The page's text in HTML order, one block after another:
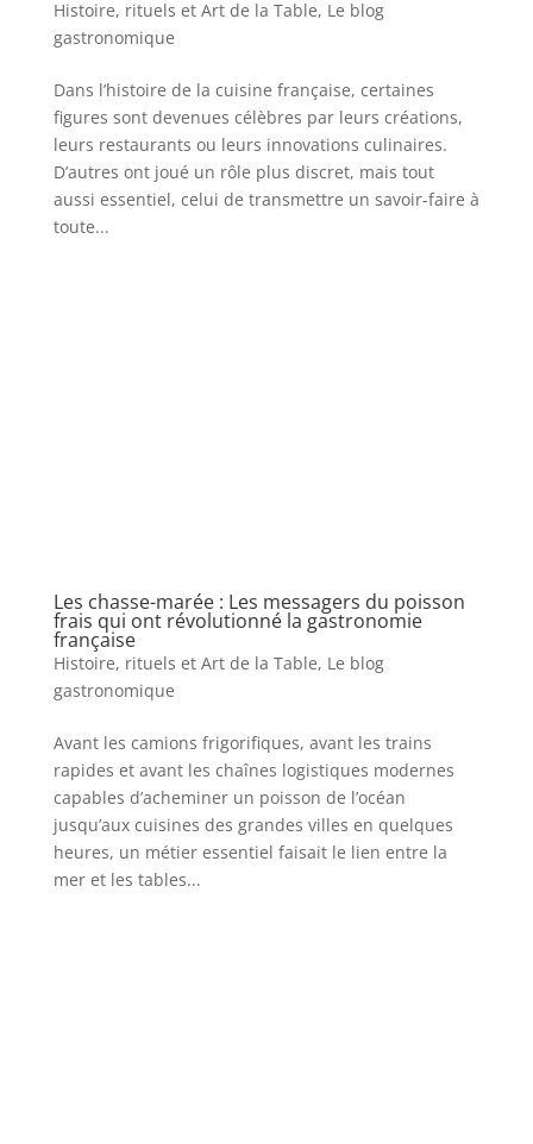
Histoire, rituels et Art de la Table, Le blog
gastronomique
Dans l’histoire de la cuisine française, certaines
figures sont devenues célèbres par leurs créations,
leurs restaurants ou leurs innovations culinaires.
D’autres ont joué un rôle plus discret, mais tout
aussi essentiel, celui de transmettre un savoir-faire à
toute...
Les chasse-marée : Les messagers du poisson
frais qui ont révolutionné la gastronomie
française
Histoire, rituels et Art de la Table, Le blog
gastronomique
Avant les camions frigorifiques, avant les trains
rapides et avant les chaînes logistiques modernes
capables d’acheminer un poisson de l’océan
jusqu’aux cuisines des grandes villes en quelques
heures, un métier essentiel faisait le lien entre la
mer et les tables...